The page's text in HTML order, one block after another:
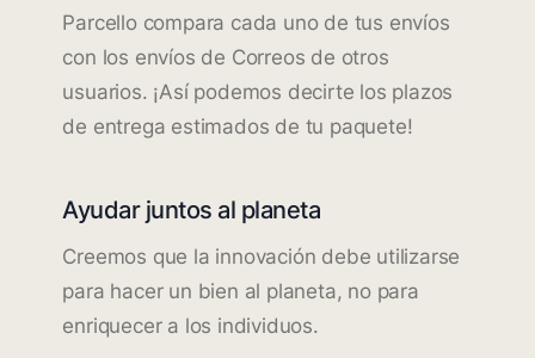
Parcello compara cada uno de tus envíos
con los envíos de Correos de otros
usuarios. ¡Así podemos decirte los plazos
de entrega estimados de tu paquete!
Ayudar juntos al planeta
Creemos que la innovación debe utilizarse
para hacer un bien al planeta, no para
enriquecer a los individuos.